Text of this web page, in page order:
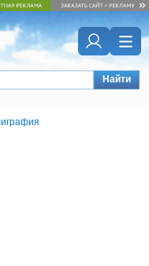
Найти